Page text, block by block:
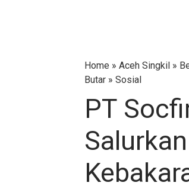
Home » Aceh Singkil »
Butar » Sosial
PT